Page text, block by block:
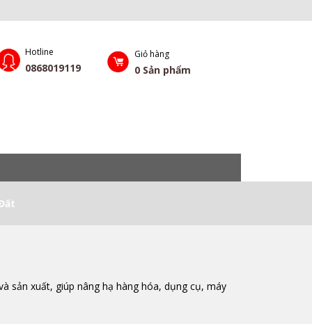
Hotline
0868019119
Giỏ hàng
0 Sản phẩm
sản xuất, giúp nâng hạ hàng hóa, dụng cụ, máy